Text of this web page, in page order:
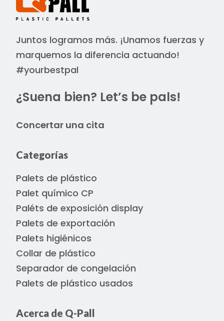
Juntos logramos más. ¡Unamos fuerzas y
marquemos la diferencia actuando!
#yourbestpal
¿Suena bien? Let’s be pals!
Concertar una cita
Categorías
Palets de plástico
Palet químico CP
Paléts de exposición display
Palets de exportación
Palets higiénicos
Collar de plástico
Separador de congelación
Palets de plástico usados
Acerca de Q-Pall